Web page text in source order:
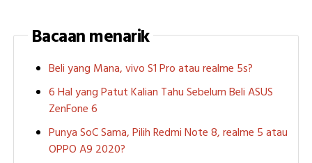
Bacaan menarik
Beli yang Mana, vivo S1 Pro atau realme 5s?
6 Hal yang Patut Kalian Tahu Sebelum Beli ASUS
ZenFone 6
Punya SoC Sama, Pilih Redmi Note 8, realme 5 atau
OPPO A9 2020?